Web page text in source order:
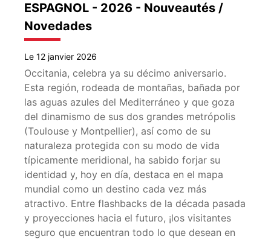
ESPAGNOL - 2026 - Nouveautés /
Novedades
Le 12 janvier 2026
Occitania, celebra ya su décimo aniversario.
Esta región, rodeada de montañas, bañada por
las aguas azules del Mediterráneo y que goza
del dinamismo de sus dos grandes metrópolis
(Toulouse y Montpellier), así como de su
naturaleza protegida con su modo de vida
típicamente meridional, ha sabido forjar su
identidad y, hoy en día, destaca en el mapa
mundial como un destino cada vez más
atractivo. Entre flashbacks de la década pasada
y proyecciones hacia el futuro, ¡los visitantes
seguro que encuentran todo lo que desean en